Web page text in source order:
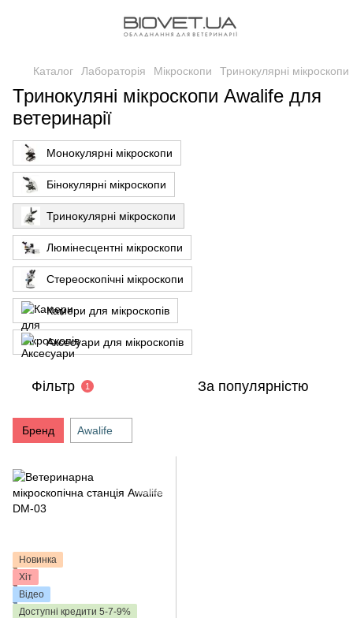
Каталог Лабораторія Мікроскопи Тринокулярні мікроскопи
Тринокуляні мікроскопи Awalife для
ветеринарії
Монокулярні мікроскопи
Бінокулярні мікроскопи
Тринокулярні мікроскопи
Люмінесцентні мікроскопи
Стереоскопічні мікроскопи
Камери для мікроскопів
Аксесуари для мікроскопів
Фільтр 1 За популярністю
Бренд Awalife
Новинка
Хіт
Відео
Доступні кредити 5-7-9%